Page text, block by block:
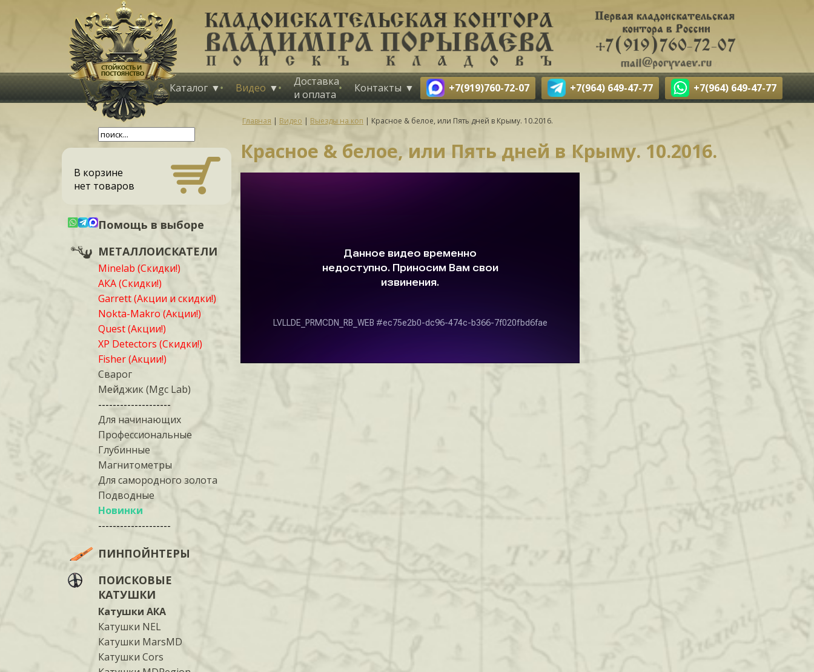
Каталог Видео
Доставка
и оплата
Контакты +7(919)760-72-07 +7(964) 649-47-77 +7(964) 649-47-77
В корзине
нет товаров
Помощь в выборе
МЕТАЛЛОИСКАТЕЛИ
Minelab (Скидки!)
АКА (Скидки!)
Garrett (Акции и скидки!)
Nokta-Makro (Акции!)
Quest (Акции!)
XP Detectors (Скидки!)
Fisher (Акции!)
Сварог
Мейджик (Mgc Lab)
--------------------
Для начинающих
Профессиональные
Глубинные
Магнитометры
Для самородного золота
Подводные
Новинки
--------------------
ПИНПОЙНТЕРЫ
ПОИСКОВЫЕ
КАТУШКИ
Катушки АКА
Катушки NEL
Катушки MarsMD
Катушки Cors
Главная | Видео | Выезды на коп | Красное & белое, или Пять дней в Крыму. 10.2016.
Красное & белое, или Пять дней в Крыму. 10.2016.